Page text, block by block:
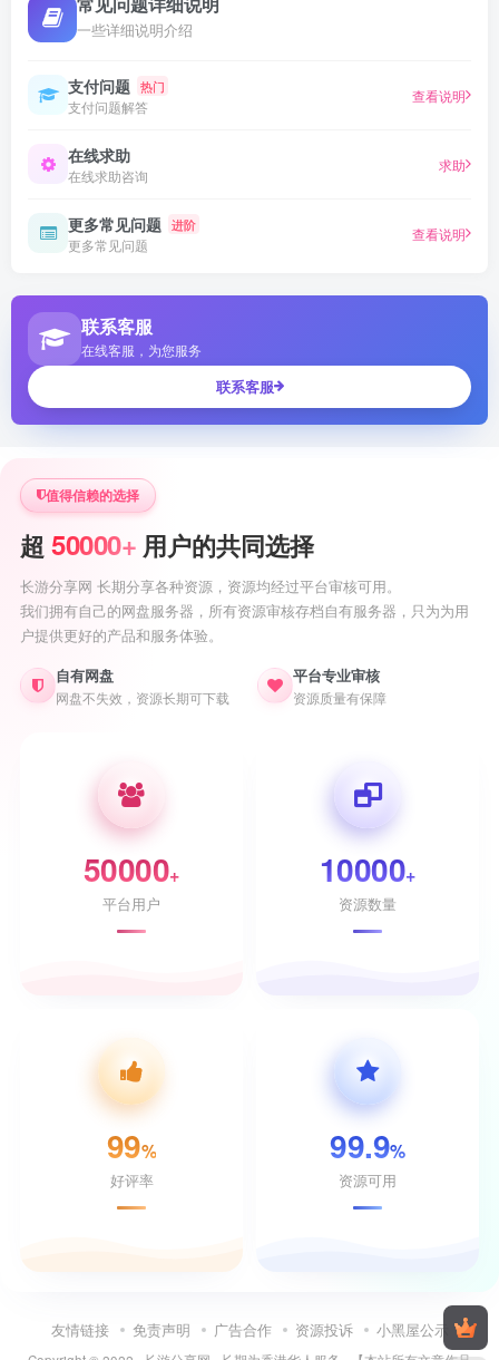
一些详细说明介绍
支付问题 热门
支付问题解答
查看说明
在线求助
在线求助咨询
求助
更多常见问题 进阶
更多常见问题
查看说明
联系客服
在线客服，为您服务
联系客服
值得信赖的选择
超 50000+ 用户的共同选择
长游分享网 长期分享各种资源，资源均经过平台审核可用。
我们拥有自己的网盘服务器，所有资源审核存档自有服务器，只为为用
户提供更好的产品和服务体验。
自有网盘
网盘不失效，资源长期可下载
平台专业审核
资源质量有保障
50000+
平台用户
10000+
资源数量
99%
好评率
99.9%
资源可用
友情链接 免责声明 广告合作 资源投诉 小黑屋公示